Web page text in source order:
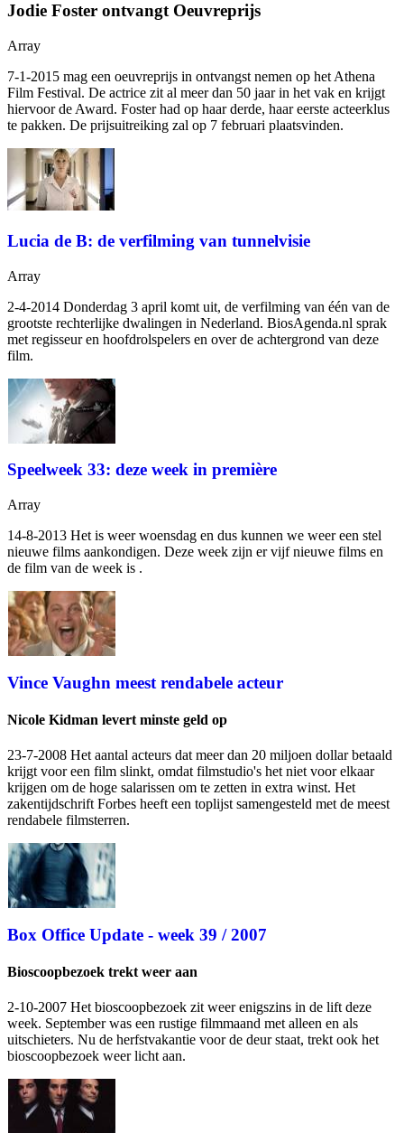
Jodie Foster ontvangt Oeuvreprijs
Array
7-1-2015 mag een oeuvreprijs in ontvangst nemen op het Athena
Film Festival. De actrice zit al meer dan 50 jaar in het vak en krijgt
hiervoor de Award. Foster had op haar derde, haar eerste acteerklus
te pakken. De prijsuitreiking zal op 7 februari plaatsvinden.
Lucia de B: de verfilming van tunnelvisie
Array
2-4-2014 Donderdag 3 april komt uit, de verfilming van één van de
grootste rechterlijke dwalingen in Nederland. BiosAgenda.nl sprak
met regisseuren hoofdrolspelers en over de achtergrond van deze
film.
Speelweek 33: deze week in première
Array
14-8-2013 Het is weer woensdag en dus kunnen we weer een stel
nieuwe films aankondigen. Deze week zijn er vijf nieuwe films en
de film van de week is .
Vince Vaughn meest rendabele acteur
Nicole Kidman levert minste geld op
23-7-2008 Het aantal acteurs dat meer dan 20 miljoen dollar betaald
krijgt voor een film slinkt, omdat filmstudio's het niet voor elkaar
krijgen om de hoge salarissen om te zetten in extra winst. Het
zakentijdschrift Forbes heeft een toplijst samengesteld met de meest
rendabele filmsterren.
Box Office Update - week 39 / 2007
Bioscoopbezoek trekt weer aan
2-10-2007 Het bioscoopbezoek zit weer enigszins in de lift deze
week. September was een rustige filmmaand met alleen en als
uitschieters. Nu de herfstvakantie voor de deur staat, trekt ook het
bioscoopbezoek weer licht aan.